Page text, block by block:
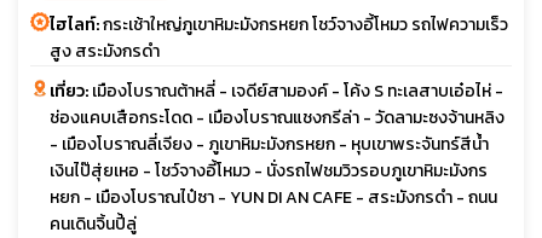
ไฮไลท์:กระเช้าใหญ่ภูเขาหิมะมังกรหยก โชว์จางอี้โหมว รถไฟความเร็ว
สูง สระมังกรดำ
เที่ยว:เมืองโบราณต้าหลี่ - เจดีย์สามองค์ - โค้ง S ทะเลสาบเอ๋อไห่ -
ช่องแคบเสือกระโดด - เมืองโบราณแชงกรีล่า - วัดลามะซงจ้านหลิง
- เมืองโบราณลี่เจียง - ภูเขาหิมะมังกรหยก - หุบเขาพระจันทร์สีน้ำ
เงินไป๊สุ่ยเหอ - โชว์จางอี้โหมว - นั่งรถไฟชมวิวรอบภูเขาหิมะมังกร
หยก - เมืองโบราณไป๋ซา - YUN DI AN CAFE - สระมังกรดำ - ถนน
คนเดินจิ้นปี้ลู่